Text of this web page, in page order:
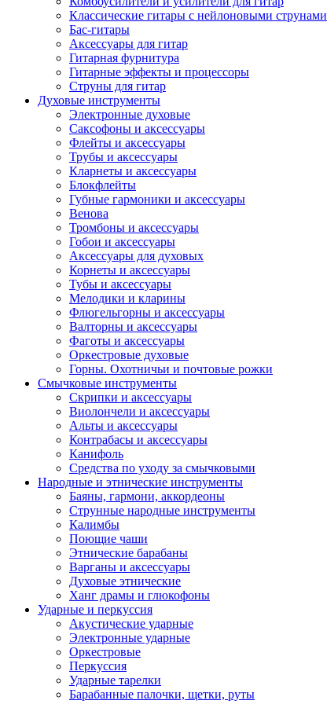
Классические гитары с нейлоновыми струнами
Бас-гитары
Аксессуары для гитар
Гитарная фурнитура
Гитарные эффекты и процессоры
Струны для гитар
Духовые инструменты
Электронные духовые
Саксофоны и аксессуары
Флейты и аксессуары
Трубы и аксессуары
Кларнеты и аксессуары
Блокфлейты
Губные гармоники и аксессуары
Венова
Тромбоны и аксессуары
Гобои и аксессуары
Аксессуары для духовых
Корнеты и аксессуары
Тубы и аксессуары
Мелодики и кларины
Флюгельгорны и аксессуары
Валторны и аксессуары
Фаготы и аксессуары
Оркестровые духовые
Горны. Охотничьи и почтовые рожки
Смычковые инструменты
Скрипки и аксессуары
Виолончели и аксессуары
Альты и аксессуары
Контрабасы и аксессуары
Канифоль
Средства по уходу за смычковыми
Народные и этнические инструменты
Баяны, гармони, аккордеоны
Струнные народные инструменты
Калимбы
Поющие чаши
Этнические барабаны
Варганы и аксессуары
Духовые этнические
Ханг драмы и глюкофоны
Ударные и перкуссия
Акустические ударные
Электронные ударные
Оркестровые
Перкуссия
Ударные тарелки
Барабанные палочки, щетки, руты